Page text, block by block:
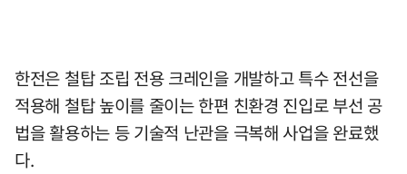
한전은 철탑 조립 전용 크레인을 개발하고 특수 전선을
적용해 철탑 높이를 줄이는 한편 친환경 진입로 부선 공
법을 활용하는 등 기술적 난관을 극복해 사업을 완료했
다.